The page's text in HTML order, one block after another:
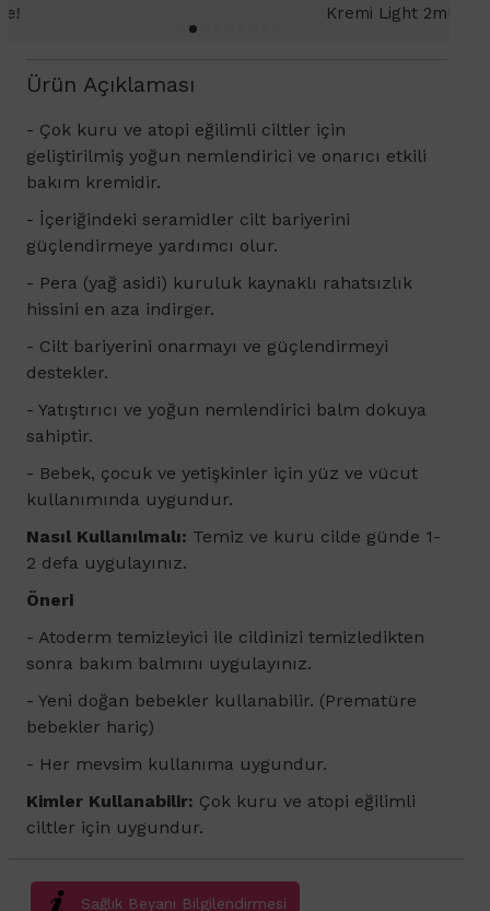
Ürün Açıklaması
- Çok kuru ve atopi eğilimli ciltler için
geliştirilmiş yoğun nemlendirici ve onarıcı etkili
bakım kremidir.
- İçeriğindeki seramidler cilt bariyerini
güçlendirmeye yardımcı olur.
- Pera (yağ asidi) kuruluk kaynaklı rahatsızlık
hissini en aza indirger.
- Cilt bariyerini onarmayı ve güçlendirmeyi
destekler.
- Yatıştırıcı ve yoğun nemlendirici balm dokuya
sahiptir.
- Bebek, çocuk ve yetişkinler için yüz ve vücut
kullanımında uygundur.
Nasıl Kullanılmalı: Temiz ve kuru cilde günde 1-
2 defa uygulayınız.
Öneri
- Atoderm temizleyici ile cildinizi temizledikten
sonra bakım balmını uygulayınız.
- Yeni doğan bebekler kullanabilir. (Prematüre
bebekler hariç)
- Her mevsim kullanıma uygundur.
Kimler Kullanabilir: Çok kuru ve atopi eğilimli
ciltler için uygundur.
Sağlık Beyanı Bilgilendirmesi